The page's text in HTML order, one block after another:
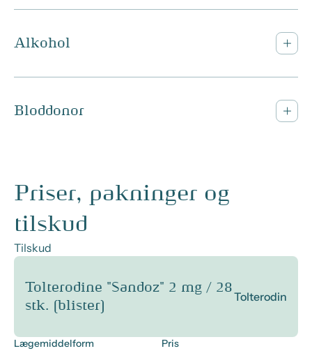
Alkohol
Bloddonor
Priser, pakninger og
tilskud
Tilskud
Tolterodine "Sandoz" 2 mg / 28
stk. (blister)
Tolterodin
Lægemiddelform Pris